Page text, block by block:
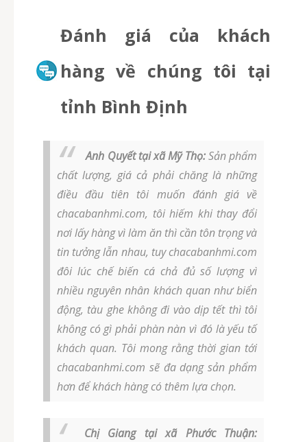
Đánh giá của khách
hàng về chúng tôi tại
tỉnh Bình Định
Anh Quyết tại xã Mỹ Thọ:Sản phẩm
chất lượng, giá cả phải chăng là những
điều đầu tiên tôi muốn đánh giá về
chacabanhmi.com, tôi hiếm khi thay đổi
nơi lấy hàng vì làm ăn thì cần tôn trọng và
tin tưởng lẫn nhau, tuy chacabanhmi.com
đôi lúc chế biến cá chả đủ số lượng vì
nhiều nguyên nhân khách quan như biển
động, tàu ghe không đi vào dịp tết thì tôi
không có gì phải phàn nàn vì đó là yếu tố
khách quan. Tôi mong rằng thời gian tới
chacabanhmi.com sẽ đa dạng sản phẩm
hơn để khách hàng có thêm lựa chọn.
Chị Giang tại xã Phước Thuận: